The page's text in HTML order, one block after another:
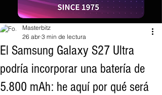
El Samsung Galaxy S27 Ultra
podría incorporar una batería de
5.800 mAh: he aquí por qué será
Masterbitz
26 abr 3 min de lectura